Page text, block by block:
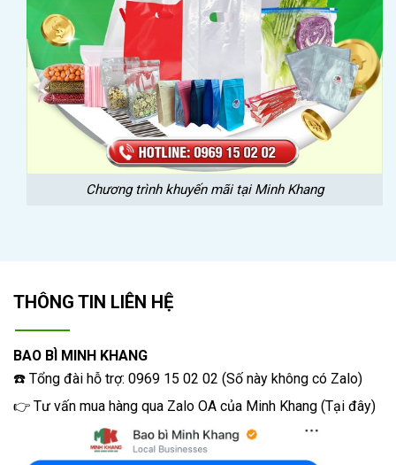
Chương trình khuyến mãi tại Minh Khang
THÔNG TIN LIÊN HỆ
BAO BÌ MINH KHANG
☎️ Tổng đài hỗ trợ: 0969 15 02 02 (Số này không có Zalo)
👉 Tư vấn mua hàng qua Zalo OA của Minh Khang (Tại đây)